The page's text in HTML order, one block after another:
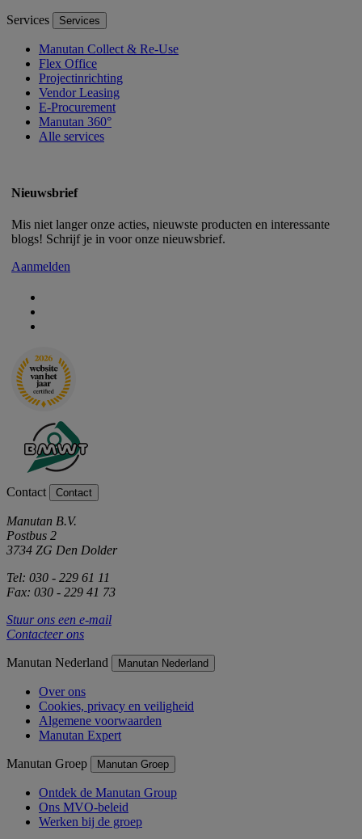
Services Services
Manutan Collect & Re-Use
Flex Office
Projectinrichting
Vendor Leasing
E-Procurement
Manutan 360°
Alle services
Nieuwsbrief
Mis niet langer onze acties, nieuwste producten en interessante
blogs! Schrijf je in voor onze nieuwsbrief.
Aanmelden
Contact Contact
Manutan B.V.
Postbus 2
3734 ZG Den Dolder
Tel: 030 - 229 61 11
Fax: 030 - 229 41 73
Stuur ons een e-mail
Contacteer ons
Manutan Nederland Manutan Nederland
Over ons
Cookies, privacy en veiligheid
Algemene voorwaarden
Manutan Expert
Manutan Groep Manutan Groep
Ontdek de Manutan Group
Ons MVO-beleid
Werken bij de groep